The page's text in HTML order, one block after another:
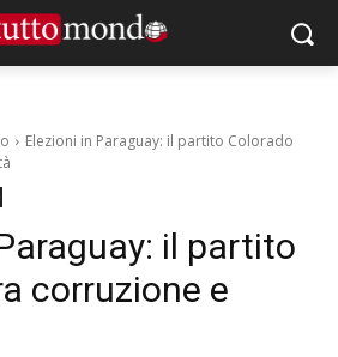
Elezioni in Paraguay: il partito Colorado
il partito
corruzione e